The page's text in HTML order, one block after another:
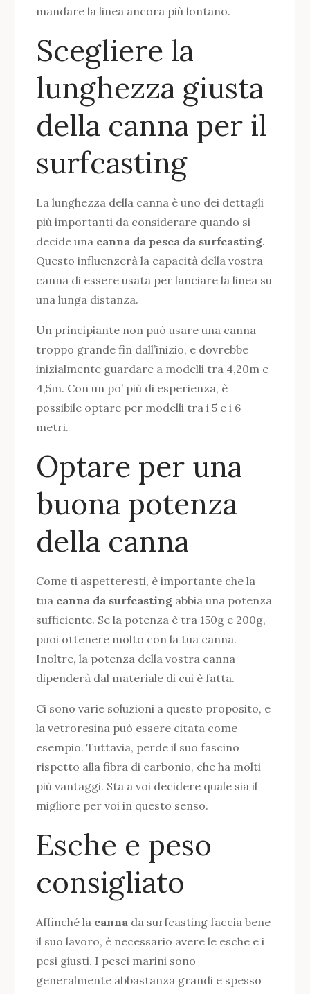
mandare la linea ancora più lontano.
Scegliere la
lunghezza giusta
della canna per il
surfcasting
La lunghezza della canna è uno dei dettagli
più importanti da considerare quando si
decide una canna da pesca da surfcasting.
Questo influenzerà la capacità della vostra
canna di essere usata per lanciare la linea su
una lunga distanza.
Un principiante non può usare una canna
troppo grande fin dall’inizio, e dovrebbe
inizialmente guardare a modelli tra 4,20m e
4,5m. Con un po’ più di esperienza, è
possibile optare per modelli tra i 5 e i 6
metri.
Optare per una
buona potenza
della canna
Come ti aspetteresti, è importante che la
tua canna da surfcasting abbia una potenza
sufficiente. Se la potenza è tra 150g e 200g,
puoi ottenere molto con la tua canna.
Inoltre, la potenza della vostra canna
dipenderà dal materiale di cui è fatta.
Ci sono varie soluzioni a questo proposito, e
la vetroresina può essere citata come
esempio. Tuttavia, perde il suo fascino
rispetto alla fibra di carbonio, che ha molti
più vantaggi. Sta a voi decidere quale sia il
migliore per voi in questo senso.
Esche e peso
consigliato
Affinché la canna da surfcasting faccia bene
il suo lavoro, è necessario avere le esche e i
pesi giusti. I pesci marini sono
generalmente abbastanza grandi e spesso